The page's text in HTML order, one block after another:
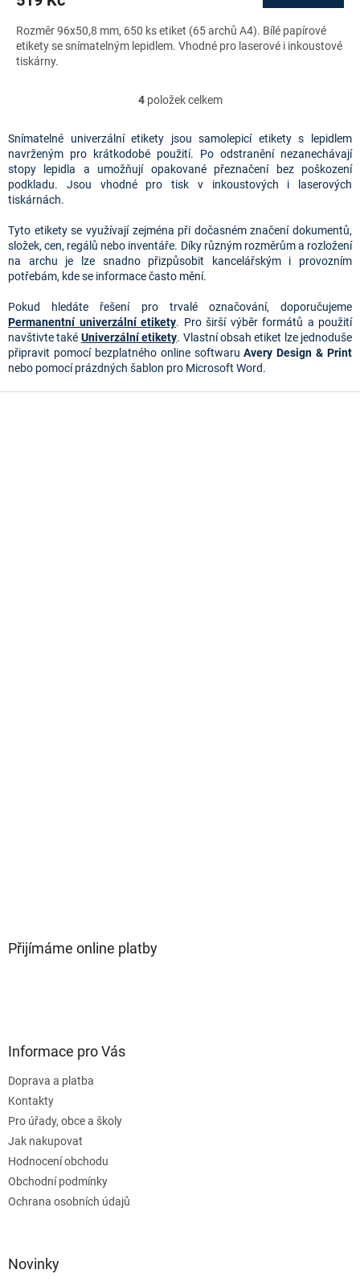
Rozměr 96x50,8 mm, 650 ks etiket (65 archů A4). Bílé papírové
etikety se snímatelným lepidlem. Vhodné pro laserové i inkoustové
tiskárny.
O
l
á
d
a
p
r
v
k
v
ý
p
i
s
4položek celkem
Snímatelné univerzální etikety jsou samolepicí etikety s lepidlem
navrženým pro krátkodobé použití. Po odstranění nezanechávají
stopy lepidla a umožňují opakované přeznačení bez poškození
podkladu. Jsou vhodné pro tisk v inkoustových i laserových
tiskárnách.
Tyto etikety se využívají zejména při dočasném značení dokumentů,
složek, cen, regálů nebo inventáře. Díky různým rozměrům a rozložení
na archu je lze snadno přizpůsobit kancelářským i provozním
potřebám, kde se informace často mění.
Pokud hledáte řešení pro trvalé označování, doporučujeme
Permanentní univerzální etikety. Pro širší výběr formátů a použití
navštivte také Univerzální etikety. Vlastní obsah etiket lze jednoduše
připravit pomocí bezplatného online softwaruAvery Design & Print
nebo pomocí prázdných šablon pro Microsoft Word.
Přijímáme online platby
Informace pro Vás
Doprava a platba
Kontakty
Pro úřady, obce a školy
Jak nakupovat
Hodnocení obchodu
Obchodní podmínky
Ochrana osobních údajů
Novinky